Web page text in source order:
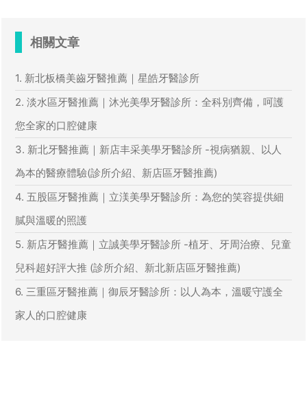
相關文章
1. 新北板橋美齒牙醫推薦｜星皓牙醫診所
2. 淡水區牙醫推薦｜沐光美學牙醫診所：全科別齊備，呵護
您全家的口腔健康
3. 新北牙醫推薦｜新店丰采美學牙醫診所 -視病猶親、以人
為本的醫療體驗(診所介紹、新店區牙醫推薦)
4. 五股區牙醫推薦｜立渼美學牙醫診所：為您的笑容提供細
膩與溫暖的照護
5. 新店牙醫推薦｜立誠美學牙醫診所 -植牙、牙周治療、兒童
兒科超好評大推 (診所介紹、新北新店區牙醫推薦)
6. 三重區牙醫推薦｜御辰牙醫診所：以人為本，溫暖守護全
家人的口腔健康